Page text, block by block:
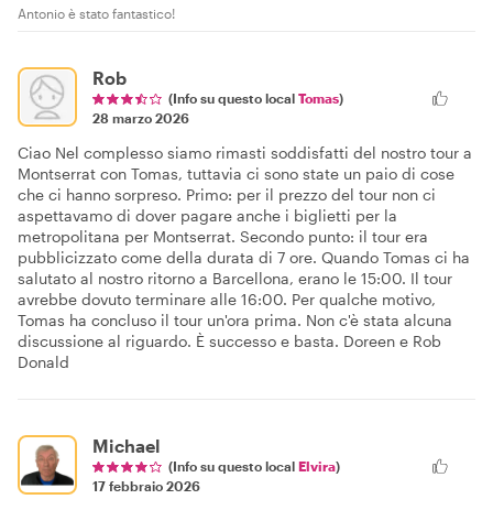
Antonio è stato fantastico!
Rob
(Info su questo local Tomas)
28 marzo 2026
Ciao Nel complesso siamo rimasti soddisfatti del nostro tour a
Montserrat con Tomas, tuttavia ci sono state un paio di cose
che ci hanno sorpreso. Primo: per il prezzo del tour non ci
aspettavamo di dover pagare anche i biglietti per la
metropolitana per Montserrat. Secondo punto: il tour era
pubblicizzato come della durata di 7 ore. Quando Tomas ci ha
salutato al nostro ritorno a Barcellona, erano le 15:00. Il tour
avrebbe dovuto terminare alle 16:00. Per qualche motivo,
Tomas ha concluso il tour un'ora prima. Non c'è stata alcuna
discussione al riguardo. È successo e basta. Doreen e Rob
Donald
Michael
(Info su questo local Elvira)
17 febbraio 2026